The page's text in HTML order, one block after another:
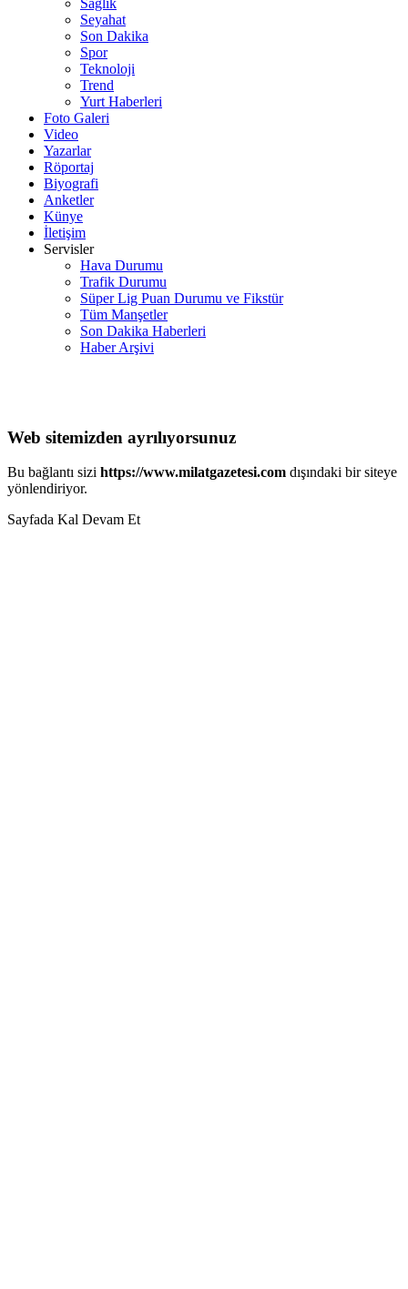
Sağlık
Seyahat
Son Dakika
Spor
Teknoloji
Trend
Yurt Haberleri
Foto Galeri
Video
Yazarlar
Röportaj
Biyografi
Anketler
Künye
İletişim
Servisler
Hava Durumu
Trafik Durumu
Süper Lig Puan Durumu ve Fikstür
Tüm Manşetler
Son Dakika Haberleri
Haber Arşivi
Web sitemizden ayrılıyorsunuz
Bu bağlantı sizi https://www.milatgazetesi.com dışındaki bir siteye
yönlendiriyor.
Sayfada Kal Devam Et